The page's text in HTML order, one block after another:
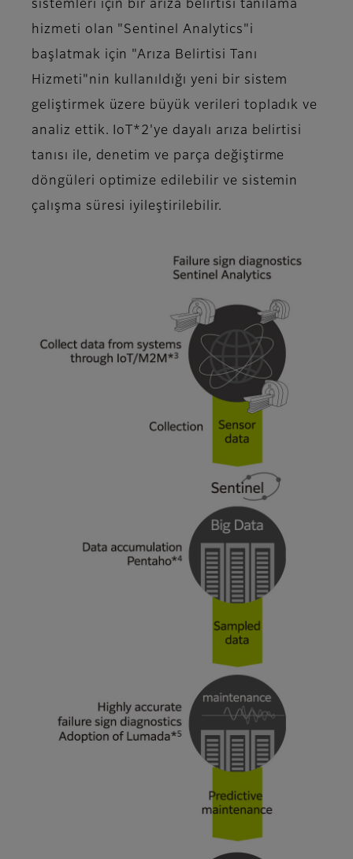
sistemleri için bir arıza belirtisi tanılama
hizmeti olan "Sentinel Analytics"i
başlatmak için "Arıza Belirtisi Tanı
Hizmeti"nin kullanıldığı yeni bir sistem
geliştirmek üzere büyük verileri topladık ve
analiz ettik. IoT*2'ye dayalı arıza belirtisi
tanısı ile, denetim ve parça değiştirme
döngüleri optimize edilebilir ve sistemin
çalışma süresi iyileştirilebilir.